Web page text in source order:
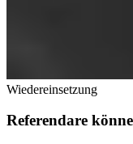
Wiedereinsetzung
Referendare